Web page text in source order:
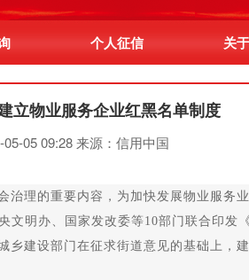
个人征信 关
立物业服务企业红黑名单制度
05 09:28来源：信用中国
理的重要内容，为加快发展物业服务
文明办、国家发改委等10部门联合印发
建设部门在征求街道意见的基础上，